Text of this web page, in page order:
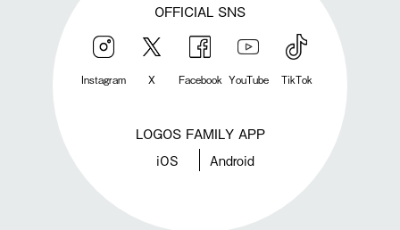
OFFICIAL SNS
Instagram X Facebook YouTube TikTok
LOGOS FAMILY APP
iOS Android